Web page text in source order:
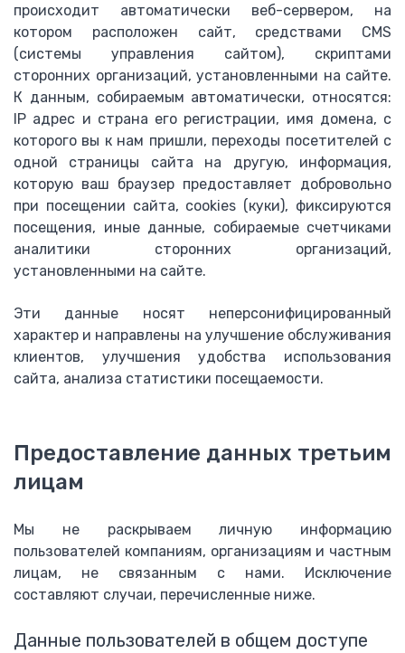
происходит автоматически веб-сервером, на
котором расположен сайт, средствами CMS
(системы управления сайтом), скриптами
сторонних организаций, установленными на сайте.
К данным, собираемым автоматически, относятся:
IP адрес и страна его регистрации, имя домена, с
которого вы к нам пришли, переходы посетителей с
одной страницы сайта на другую, информация,
которую ваш браузер предоставляет добровольно
при посещении сайта, cookies (куки), фиксируются
посещения, иные данные, собираемые счетчиками
аналитики сторонних организаций,
установленными на сайте.
Эти данные носят неперсонифицированный
характер и направлены на улучшение обслуживания
клиентов, улучшения удобства использования
сайта, анализа статистики посещаемости.
Предоставление данных третьим
лицам
Мы не раскрываем личную информацию
пользователей компаниям, организациям и частным
лицам, не связанным с нами. Исключение
составляют случаи, перечисленные ниже.
Данные пользователей в общем доступе